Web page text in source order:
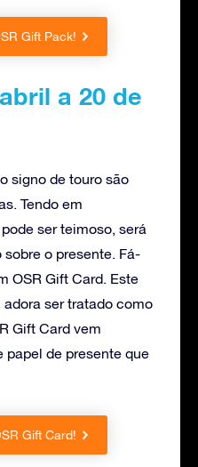
Gift Pack!
a 20 de
signo de touro são
Tendo em
ser teimoso, será
o presente. Fá-
OSR Gift Card. Este
ser tratado como
Gift Card vem
papel de presente que
Gift Card!